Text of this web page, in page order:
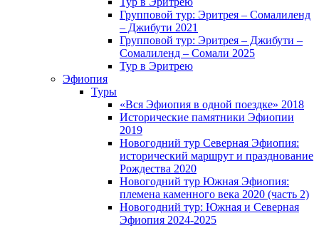
Групповой тур: Эритрея – Cомалиленд
– Джибути 2021
Групповой тур: Эритрея – Джибути –
Сомалиленд – Сомали 2025
Тур в Эритрею
Эфиопия
Туры
«Вся Эфиопия в одной поездке» 2018
Исторические памятники Эфиопии
2019
Новогодний тур Северная Эфиопия:
исторический маршрут и празднование
Рождества 2020
Новогодний тур Южная Эфиопия:
племена каменного века 2020 (часть 2)
Новогодний тур: Южная и Северная
Эфиопия 2024-2025